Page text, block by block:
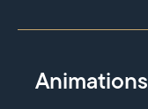
Animations